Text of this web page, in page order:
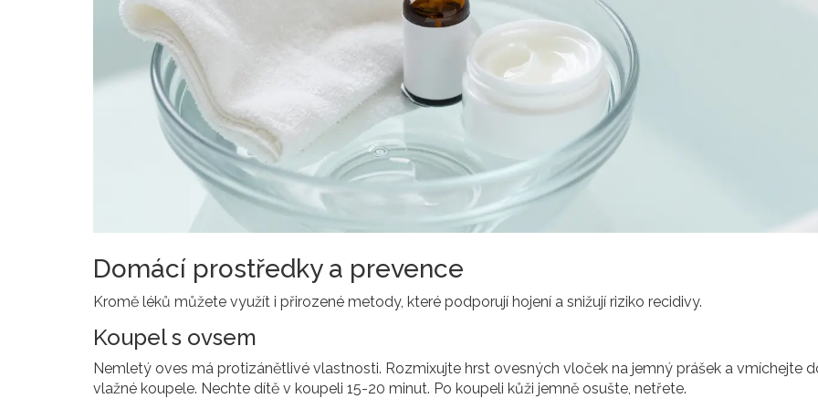
Domácí prostředky a prevence
Kromě léků můžete využít i přirozené metody, které podporují hojení a snižují riziko recidivy.
Koupel s ovsem
Nemletý oves má protizánětlivé vlastnosti. Rozmixujte hrst ovesných vloček na jemný prášek a vmíchejte
vlažné koupele. Nechte dítě v koupeli 15-20 minut. Po koupeli kůži jemně osušte, netřete.